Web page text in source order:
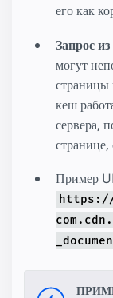
его как
Запрос
могут
страницы
кеш
сервера,
Пример